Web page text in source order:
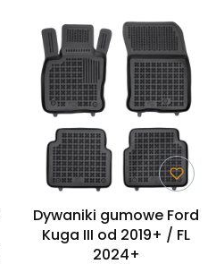
Dywaniki gumowe Ford
Kuga III od 2019+ / FL
2024+